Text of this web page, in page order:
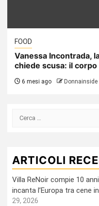
FOOD
Vanessa Incontrada,
chiede scusa: il
6 mesi ago Donnainside
Ricerca
ARTICOLI
Villa ReNoir compie 10
incanta l’Europa tra cene
29, 2026